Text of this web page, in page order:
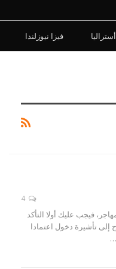
فيزا نيوزلندا
4
فيجب عليك أولا التأكد
إلى تأشيرة دخول اعتمادا